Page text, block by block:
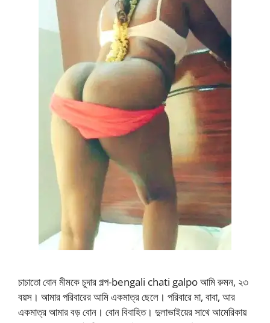
চাচাতো বোন মীমকে চুদার গল্প-bengali chati galpo আমি রুমন, ২৩
বয়স। আমার পরিবারের আমি একমাত্র ছেলে। পরিবারে মা, বাবা, আর
একমাত্র আমার বড় বোন। বোন বিবাহিত। দুলাভাইয়ের সাথে আমেরিকায়